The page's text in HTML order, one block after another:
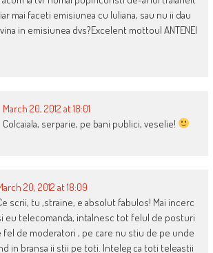
mai faceti emisiunea cu Iuliana, sau nu ii dau
in emisiunea dvs?Excelent mottoul ANTENEI
March 20, 2012 at 18:01
Colcaiala, serparie, pe bani publici, veselie!
20, 2012 at 18:09
scrii, tu ,straine, e absolut fabulos! Mai incerc
eu telecomanda, intalnesc tot felul de posturi
fel de moderatori , pe care nu stiu de pe unde
in bransa ii stii pe toti. Inteleg ca toti teleastii